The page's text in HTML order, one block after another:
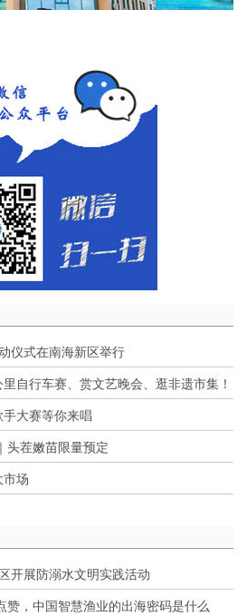
仪式在南海新区举行
自行车赛、赏文艺晚会、逛非遗市集！
大赛等你来唱
头茬嫩苗限量预定
市场
开展防溺水文明实践活动
赞，中国智慧渔业的出海密码是什么